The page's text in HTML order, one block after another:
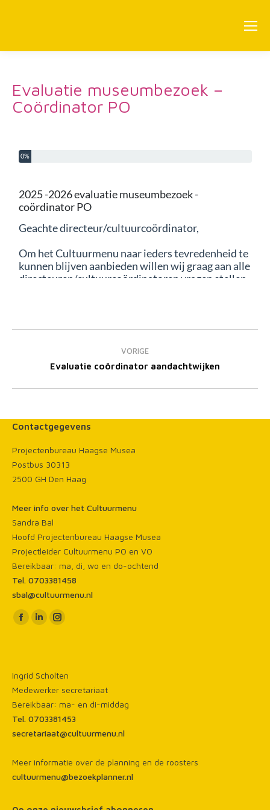
Evaluatie museumbezoek –
Coördinator PO
Bericht
VORIGE
Vorig
Evaluatie coördinator aandachtwijken
Contactgegevens
Projectenbureau Haagse Musea
Postbus 30313
2500 GH Den Haag
Meer info over het Cultuurmenu
Sandra Bal
Hoofd Projectenbureau Haagse Musea
Projectleider Cultuurmenu PO en VO
Bereikbaar: ma, di, wo en do-ochtend
Tel. 0703381458
sbal@cultuurmenu.nl
Vind ons op:
Facebook
new
window
Linkedin
new
window
Instagram
window
Ingrid Scholten
Medewerker secretariaat
Bereikbaar: ma- en di-middag
Tel. 0703381453
secretariaat@cultuurmenu.nl
Meer informatie over de planning en de roosters
cultuurmenu@bezoekplanner.nl